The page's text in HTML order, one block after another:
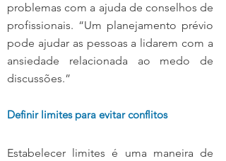
problemas com a ajuda de conselhos de
profissionais. “Um planejamento prévio
pode ajudar as pessoas a lidarem com a
ansiedade relacionada ao medo de
discussões.”
Definir limites para evitar conflitos
Estabelecer limites é uma maneira de